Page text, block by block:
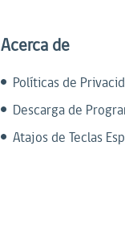
Acerca de
Políticas de
Descarga de
Atajos de Teclas